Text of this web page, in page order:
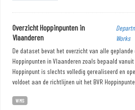
Overzicht Hoppinpunten in
Vlaanderen
Works
De dataset bevat het overzicht van alle geplande
Hoppinpunten in Vlaanderen zoals bepaald vanuit
Hoppinpunt is slechts volledig gerealiseerd en
voldoet aan de richtlijnen uit het BVR
WMS